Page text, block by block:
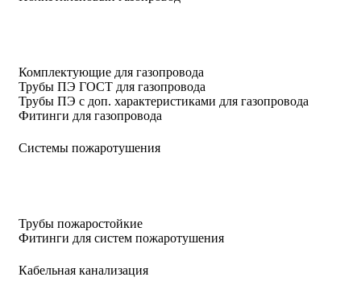
Комплектующие для газопровода
Трубы ПЭ ГОСТ для газопровода
Трубы ПЭ с доп. характеристиками для газопровода
Фитинги для газопровода
Системы пожаротушения
Трубы пожаростойкие
Фитинги для систем пожаротушения
Кабельная канализация